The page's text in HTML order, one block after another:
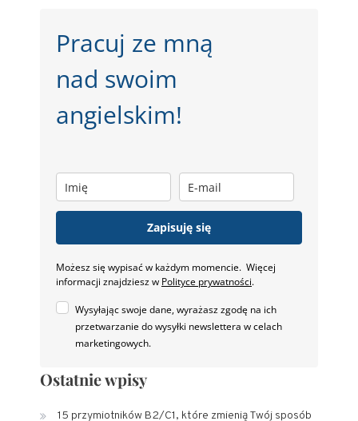
Pracuj ze mną
nad swoim
angielskim!
Zapisuję się
Możesz się wypisać w każdym momencie. Więcej
informacji znajdziesz w Polityce prywatności.
Wysyłając swoje dane, wyrażasz zgodę na ich
przetwarzanie do wysyłki newslettera w celach
marketingowych.
Ostatnie wpisy
15 przymiotników B2/C1, które zmienią Twój sposób